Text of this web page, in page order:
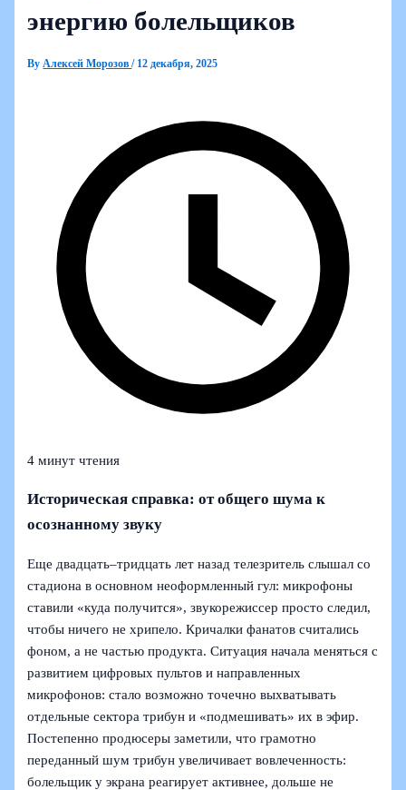
энергию болельщиков
ByАлексей Морозов/ 12 декабря, 2025
4 минут чтения
Историческая справка: от общего шума к
осознанному звуку
Еще двадцать–тридцать лет назад телезритель слышал со
стадиона в основном неоформленный гул: микрофоны
ставили «куда получится», звукорежиссер просто следил,
чтобы ничего не хрипело. Кричалки фанатов считались
фоном, а не частью продукта. Ситуация начала меняться с
развитием цифровых пультов и направленных
микрофонов: стало возможно точечно выхватывать
отдельные сектора трибун и «подмешивать» их в эфир.
Постепенно продюсеры заметили, что грамотно
переданный шум трибун увеличивает вовлеченность:
болельщик у экрана реагирует активнее, дольше не